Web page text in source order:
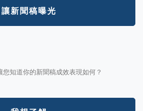
讓新聞稿曝光
知道你的新聞稿成效表現如何？